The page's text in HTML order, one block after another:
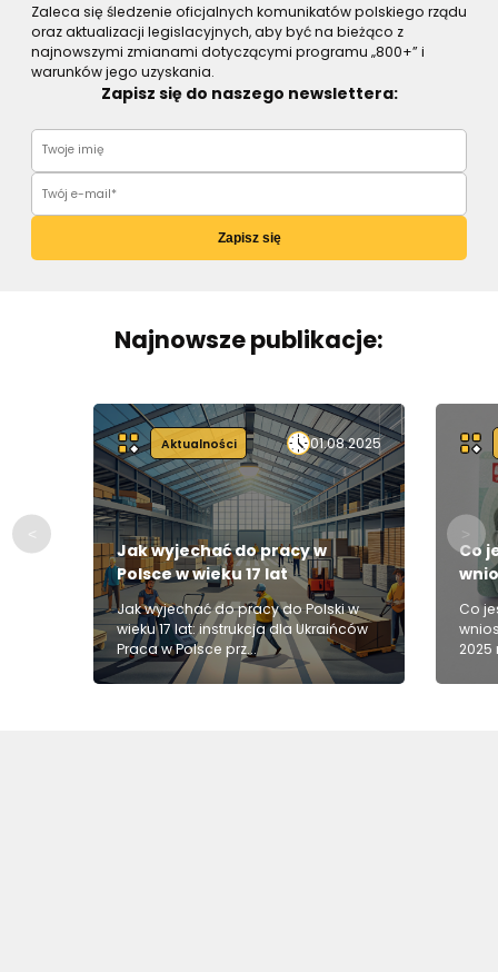
Zaleca się śledzenie oficjalnych komunikatów polskiego rządu
oraz aktualizacji legislacyjnych, aby być na bieżąco z
najnowszymi zmianami dotyczącymi programu „800+” i
warunków jego uzyskania.
Zapisz się do naszego newslettera:
Zapisz się
Najnowsze publikacje:
01.08.2025
Jak wyjechać do pracy w
Polsce w wieku 17 lat
Jak wyjechać do pracy do Polski w
wieku 17 lat: instrukcja dla Ukraińców
Praca w Polsce prz...
Aktualności
Co
Co
2025